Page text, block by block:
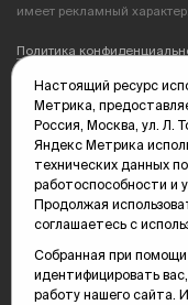
имеет рекламный характер.
Политика
Редакция: 625035,
(3452) 68-89-05
edit@vsluh.ru
Главный редактор:
kika@vsluh.ru
По вопросам рекламы:
(3452) 68-89-78
kotovaev@sibinformburo.ru
mim@vsluh.ru
Настоящий ресурс
Метрика,
Россия, Москва, ул. Л.
Яндекс Метрика
технических данных
работоспособности и
Продолжая
соглашаетесь с
Собранная при
идентифицировать
работу нашего сайта.